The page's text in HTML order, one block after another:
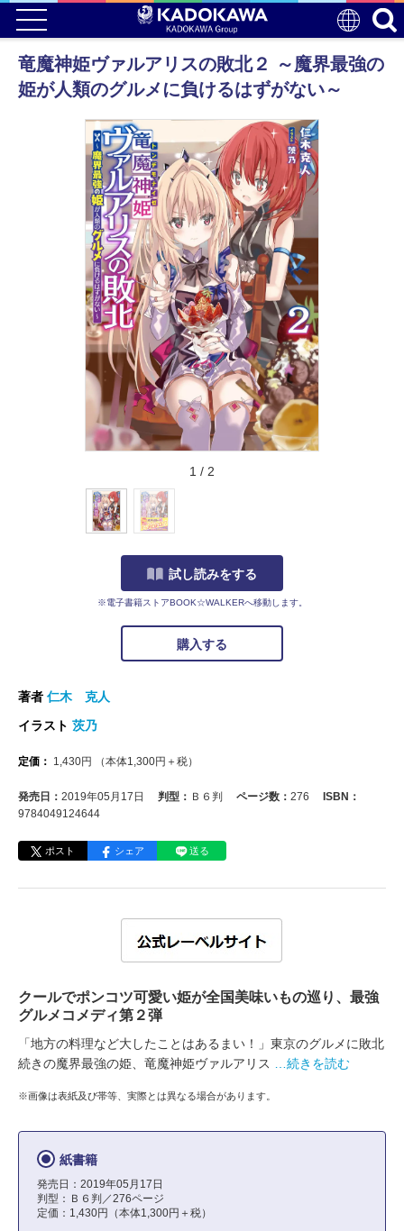
竜魔神姫ヴァルアリスの敗北２ ～魔界最強の
姫が人類のグルメに負けるはずがない～
1 / 2
試し読みをする
※電子書籍ストアBOOK☆WALKERへ移動します。
購入する
著者 仁木 克人
イラスト 茨乃
定価： 1,430円 （本体1,300円＋税）
発売日： 2019年05月17日 判型： Ｂ６判 ページ数： 276
ISBN：
9784049124644
ポスト シェア 送る
クールでポンコツ可愛い姫が全国美味いもの巡り、最強
グルメコメディ第２弾
「地方の料理など大したことはあるまい！」東京のグルメに敗北
続きの魔界最強の姫、竜魔神姫ヴァルアリス
…続きを読む
※画像は表紙及び帯等、実際とは異なる場合があります。
紙書籍
発売日：2019年05月17日
判型：Ｂ６判／276ページ
定価：1,430円（本体1,300円＋税）